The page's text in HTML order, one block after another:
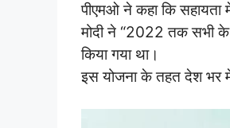
पीएमओ ने कहा कि सहायता
मोदी ने “2022 तक सभी
किया गया था।
इस योजना के तहत देश भर